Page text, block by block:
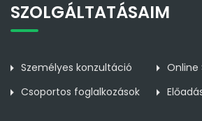
SZOLGÁLTATÁSAIM
Személyes konzultáció
Online
Csoportos foglalkozások